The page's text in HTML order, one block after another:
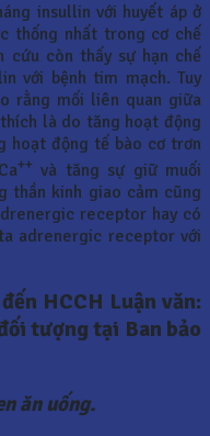
insullin với huyết áp ở
thống nhất trong cơ chế
cứu còn thấy sự hạn chế
với bệnh tim mạch. Tuy
rằng mối liên quan giữa
là do tăng hoạt động
hoạt động tế bào cơ trơn
++và tăng sự giữ muối
thần kinh giao cảm cũng
receptor hay có
adrenergic receptor với
HCCH Luận văn:
tượng tại Ban bảo
ăn uống.